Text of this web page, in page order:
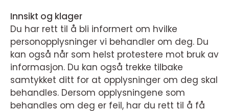
Innsikt og klager
Du har rett til å bli informert om hvilke
personopplysninger vi behandler om deg. Du
kan også når som helst protestere mot bruk av
informasjon. Du kan også trekke tilbake
samtykket ditt for at opplysninger om deg skal
behandles. Dersom opplysningene som
behandles om deg er feil, har du rett til å få